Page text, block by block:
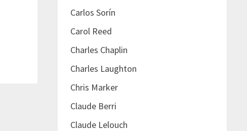
Carlos Sorín
Carol Reed
Charles Chaplin
Charles Laughton
Chris Marker
Claude Berri
Claude Lelouch